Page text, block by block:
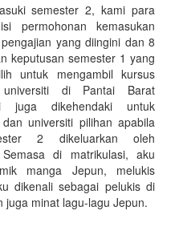
semester 2, kami para
permohonan kemasukan
yang diingini dan 8
keputusan semester 1 yang
untuk mengambil kursus
di Pantai Barat
juga dikehendaki untuk
universiti pilihan apabila
2 dikeluarkan oleh
di matrikulasi, aku
manga Jepun, melukis
dikenali sebagai pelukis di
juga minat lagu-lagu Jepun.